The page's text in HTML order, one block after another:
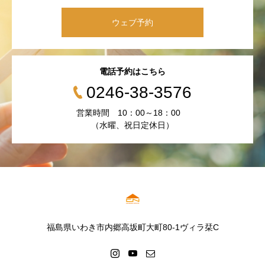
ウェブ予約
電話予約はこちら
0246-38-3576
営業時間 10：00～18：00
（水曜、祝日定休日）
福島県いわき市内郷高坂町大町80-1ヴィラ栞C